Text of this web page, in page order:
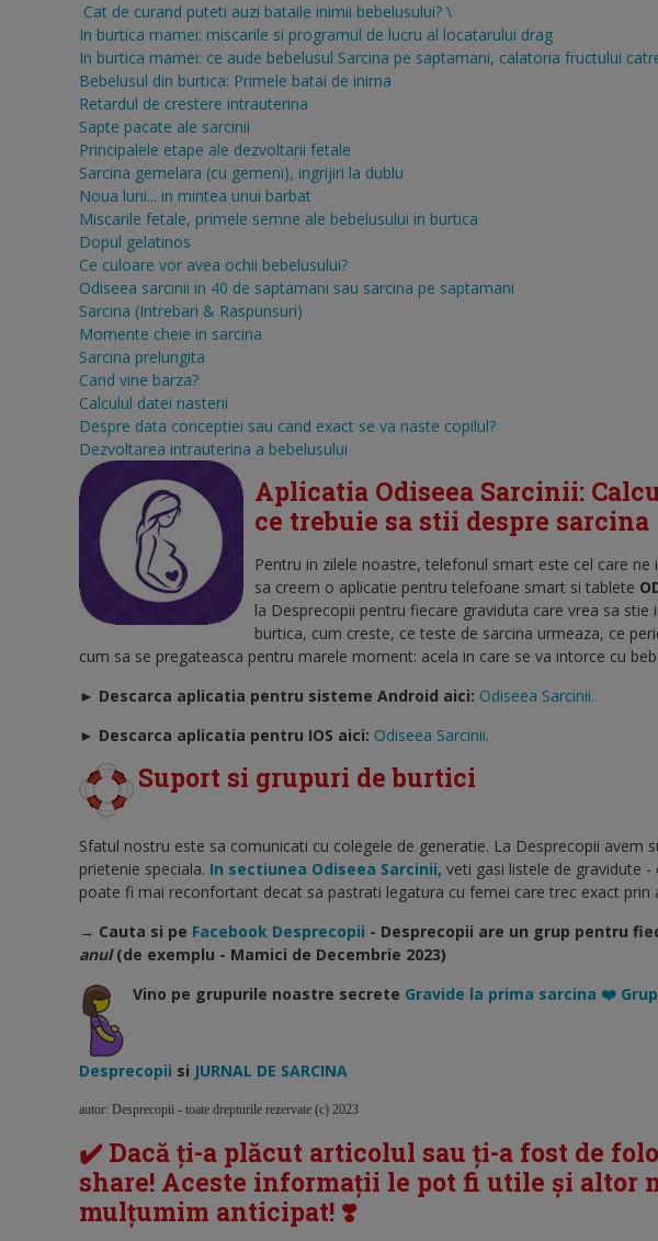
Cat de curand puteti auzi bataile inimii bebelusului? \
In burtica mamei: miscarile si programul de lucru al locatarului drag
In burtica mamei: ce aude bebelusul Sarcina pe saptamani, calatoria fructului
Bebelusul din burtica: Primele batai de inima
Retardul de crestere intrauterina
Sapte pacate ale sarcinii
Principalele etape ale dezvoltarii fetale
Sarcina gemelara (cu gemeni), ingrijiri la dublu
Noua luni... in mintea unui barbat
Miscarile fetale, primele semne ale bebelusului in burtica
Dopul gelatinos
Ce culoare vor avea ochii bebelusului?
Odiseea sarcinii in 40 de saptamani sau sarcina pe saptamani
Sarcina (Intrebari & Raspunsuri)
Momente cheie in sarcina
Sarcina prelungita
Cand vine barza?
Calculul datei nasterii
Despre data conceptiei sau cand exact se va naste copilul?
Dezvoltarea intrauterina a bebelusului
Aplicatia Odiseea Sarcinii:
ce trebuie sa stii despre sarcina
Pentru in zilele noastre, telefonul smart este cel care
sa creem o aplicatie pentru telefoane smart si tablete
la Desprecopii pentru fiecare graviduta care vrea sa
burtica, cum creste, ce teste de sarcina urmeaza, ce
cum sa se pregateasca pentru marele moment: acela in care se va intorce cu
► Descarca aplicatia pentru sisteme Android aici: Odiseea Sarcinii.
► Descarca aplicatia pentru IOS aici: Odiseea Sarcinii.
Suport si grupuri de burtici
Sfatul nostru este sa comunicati cu colegele de generatie. La Desprecopii avem
prietenie speciala. In sectiunea Odiseea Sarcinii, veti gasi listele de gravidute
poate fi mai reconfortant decat sa pastrati legatura cu femei care trec exact prin
→ Cauta si pe Facebook Desprecopii - Desprecopii are un grup pentru
anul (de exemplu - Mamici de Decembrie 2023)
Vino pe grupurile noastre secrete Gravide la prima sarcina ❤️
Desprecopii si JURNAL DE SARCINA
autor: Desprecopii - toate drepturile rezervate (c) 2023
✔️ Dacă ți-a plăcut articolul sau ți-a fost de
share! Aceste informații le pot fi utile și altor
mulțumim anticipat! ❣️